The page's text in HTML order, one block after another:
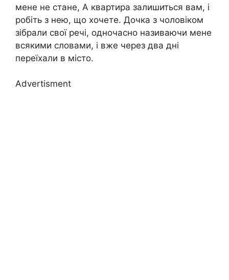
мене не стане, А квартира залишиться вам, і
робіть з нею, що хочете. Дочка з чоловіком
зібрали свої речі, одночасно називаючи мене
всякими словами, і вже через два дні
переїхали в місто.
Advertisment